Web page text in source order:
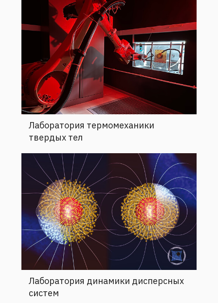
Лаборатория термомеханики
твердых тел
Лаборатория динамики дисперсных
систем